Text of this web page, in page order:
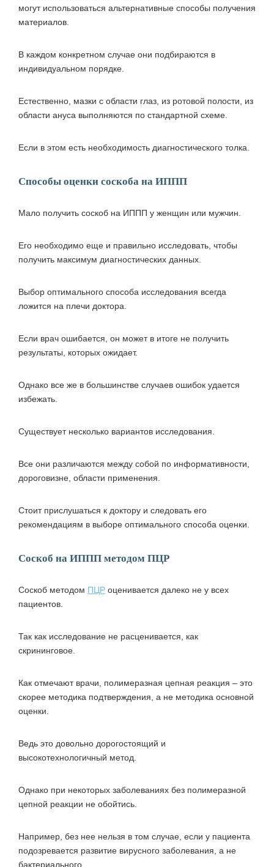
могут использоваться альтернативные способы получения
материалов.
В каждом конкретном случае они подбираются в
индивидуальном порядке.
Естественно, мазки с области глаз, из ротовой полости, из
области ануса выполняются по стандартной схеме.
Если в этом есть необходимость диагностического толка.
Способы оценки соскоба на ИППП
Мало получить соскоб на ИППП у женщин или мужчин.
Его необходимо еще и правильно исследовать, чтобы
получить максимум диагностических данных.
Выбор оптимального способа исследования всегда
ложится на плечи доктора.
Если врач ошибается, он может в итоге не получить
результаты, которых ожидает.
Однако все же в большинстве случаев ошибок удается
избежать.
Существует несколько вариантов исследования.
Все они различаются между собой по информативности,
дороговизне, области применения.
Стоит прислушаться к доктору и следовать его
рекомендациям в выборе оптимального способа оценки.
Соскоб на ИППП методом ПЦР
Соскоб методом ПЦР оценивается далеко не у всех
пациентов.
Так как исследование не расценивается, как
скрининговое.
Как отмечают врачи, полимеразная цепная реакция – это
скорее методика подтверждения, а не методика основной
оценки.
Ведь это довольно дорогостоящий и
высокотехнологичный метод.
Однако при некоторых заболеваниях без полимеразной
цепной реакции не обойтись.
Например, без нее нельзя в том случае, если у пациента
подозревается развитие вирусного заболевания, а не
бактериального.